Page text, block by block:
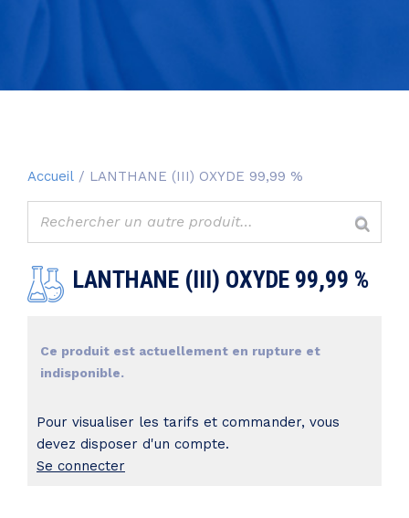
Accueil / LANTHANE (III) OXYDE 99,99 %
LANTHANE (III) OXYDE 99,99 %
Ce produit est actuellement en rupture et
indisponible.
Pour visualiser les tarifs et commander, vous
devez disposer d'un compte.
Se connecter